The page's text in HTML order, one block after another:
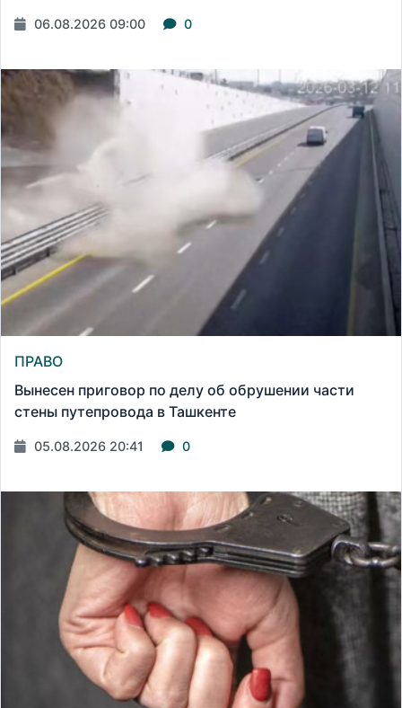
06.08.2026 09:00 0
ПРАВО
Вынесен приговор по делу об обрушении части
стены путепровода в Ташкенте
05.08.2026 20:41 0